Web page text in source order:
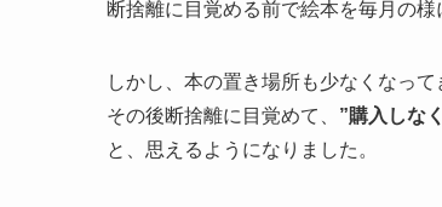
断捨離に目覚める前で絵本を毎月の様
しかし、本の置き場所も少なくなっ
その後断捨離に目覚めて、 ”購入しな
と、思えるようになりました。